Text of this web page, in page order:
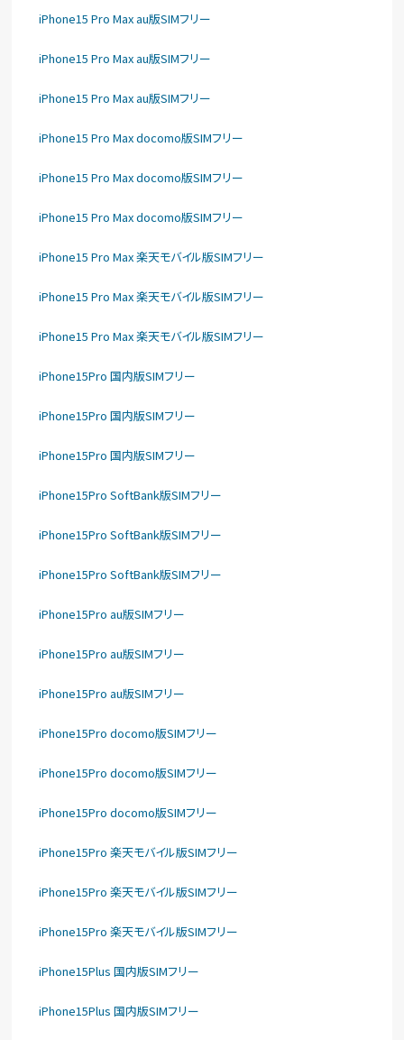
iPhone15 Pro Max au版SIMフリー
iPhone15 Pro Max au版SIMフリー
iPhone15 Pro Max au版SIMフリー
iPhone15 Pro Max docomo版SIMフリー
iPhone15 Pro Max docomo版SIMフリー
iPhone15 Pro Max docomo版SIMフリー
iPhone15 Pro Max 楽天モバイル版SIMフリー
iPhone15 Pro Max 楽天モバイル版SIMフリー
iPhone15 Pro Max 楽天モバイル版SIMフリー
iPhone15Pro 国内版SIMフリー
iPhone15Pro 国内版SIMフリー
iPhone15Pro 国内版SIMフリー
iPhone15Pro SoftBank版SIMフリー
iPhone15Pro SoftBank版SIMフリー
iPhone15Pro SoftBank版SIMフリー
iPhone15Pro au版SIMフリー
iPhone15Pro au版SIMフリー
iPhone15Pro au版SIMフリー
iPhone15Pro docomo版SIMフリー
iPhone15Pro docomo版SIMフリー
iPhone15Pro docomo版SIMフリー
iPhone15Pro 楽天モバイル版SIMフリー
iPhone15Pro 楽天モバイル版SIMフリー
iPhone15Pro 楽天モバイル版SIMフリー
iPhone15Plus 国内版SIMフリー
iPhone15Plus 国内版SIMフリー